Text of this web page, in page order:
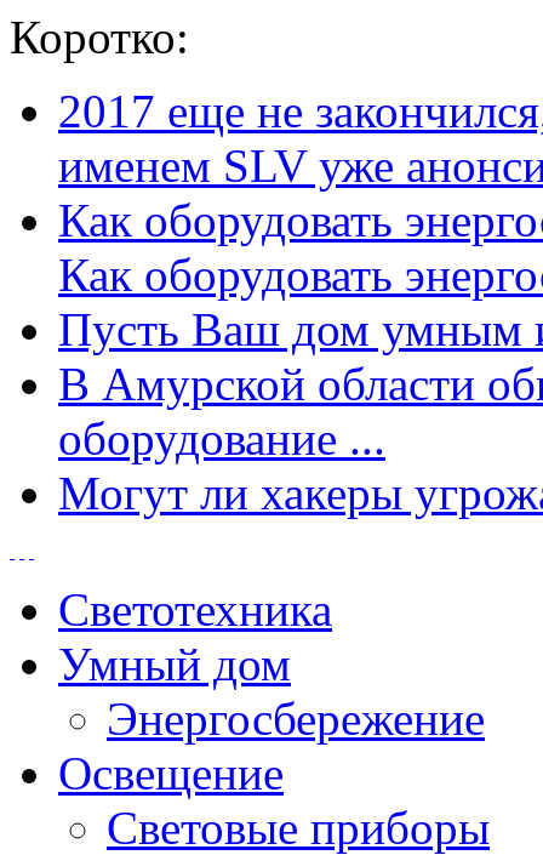
Коротко:
2017 еще не
именем SLV уже
Как оборудовать
Как оборудовать
Пусть Ваш дом умным
В Амурской области
оборудование ...
Могут ли хакеры
Светотехника
Умный дом
Энергосбережение
Освещение
Световые приборы